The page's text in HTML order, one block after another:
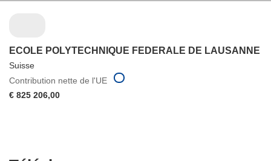
ECOLE POLYTECHNIQUE FEDERALE DE LAUSANNE
Suisse
Contribution nette de l'UE
€ 825 206,00